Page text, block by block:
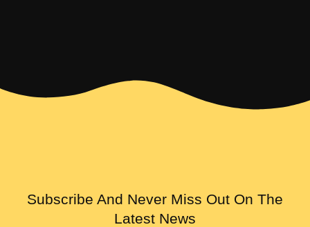
Subscribe And Never Miss Out On The
Latest News